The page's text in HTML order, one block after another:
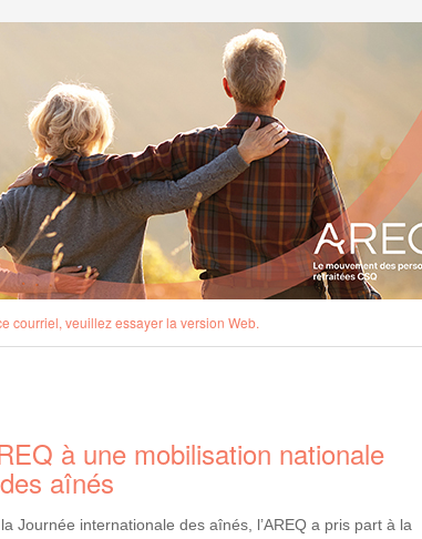
courriel, veuillez essayer la version Web.
à une mobilisation nationale
aînés
Journée internationale des aînés, l’AREQ a pris part à la